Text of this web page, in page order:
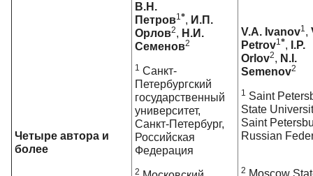
Четыре автора и
более
В.Н.
Петров1 *, И.П.
Орлов2, Н.И.
Семенов2
1 Санкт-
Петербургский
государственный
университет,
Санкт-Петербург,
Российская
Федерация
2
V.A. Ivanov1 ,
Petrov1 *, I.P.
Orlov2, N.I.
Semenov2
1 Saint
State
Saint
Russian
2 Moscow